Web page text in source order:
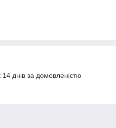
днів за домовленістю